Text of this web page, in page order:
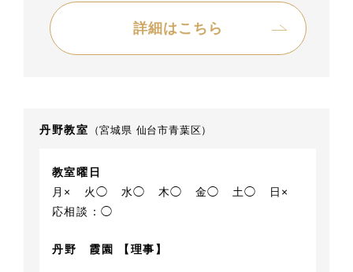
詳細はこちら
丹野教室 （宮城県 仙台市青葉区）
教室曜日
月×
火◯ 水◯ 木◯ 金◯ 土◯
日×
応相談：◯
丹野 霞園 【理事】